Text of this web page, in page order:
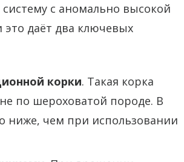
с аномально высокой
это даёт два ключевых
корки. Такая корка
по шероховатой породе. В
ниже, чем при использовании